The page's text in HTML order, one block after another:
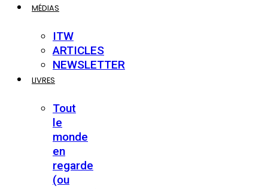
MÉDIAS
ITW
ARTICLES
NEWSLETTER
LIVRES
Tout
le
monde
en
regarde
(ou